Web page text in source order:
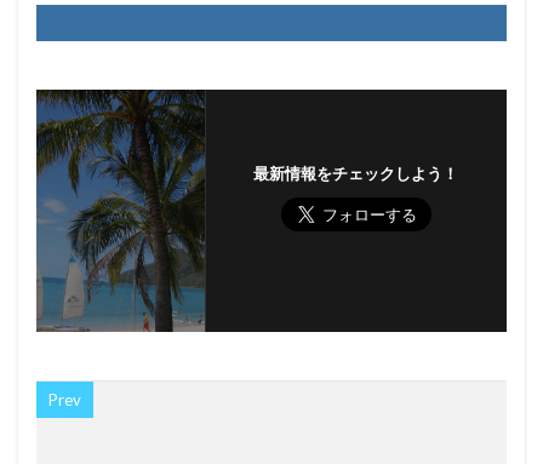
最新情報をチェックしよう！
Prev